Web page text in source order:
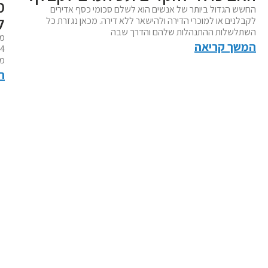
החשש הגדול ביותר של אנשים הוא לשלם סכומי כסף אדירים
לקבלנים או למוכרי הדירה ולהישאר ללא דירה. מכאן נגזרת כל
השתלשלות ההתנהלות שלהם והדרך שבה
המשך קריאה